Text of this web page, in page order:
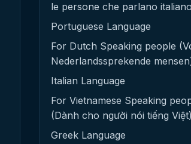
le persone che parlano
Portuguese Language
For Dutch Speaking people
Nederlandssprekende
Italian Language
For Vietnamese Speaking
(Dành cho người nói tiếng Việt)
Greek Language